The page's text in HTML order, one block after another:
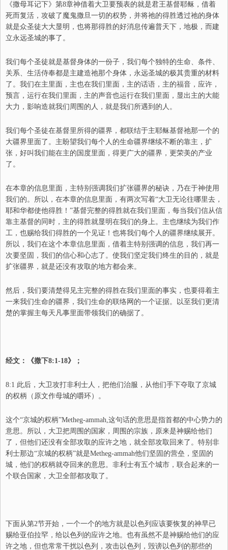
《撒母耳记下》第8章神借着大卫要预表的就是君王基督耶稣，借着
死而复活，攻破了魔鬼撒旦一切的权势，并将祂的得胜透过祂的身体
就是众圣徒大大显明，也将那得胜的好消息传遍普天下，地极，而建
立永远圣城的事了。
我们每个圣徒就是基督身体的一份子，我们每个独特的生命、条件、
关系、生活侍奉都是主建造祂那个身体，永远圣城的极其贵重的材料
了。我们在主里面，主也在我们里面，主的话语，主的福音，应许，
预言，运行在我们里面，主的声音也运行在我们里面，显出主的大能
大力，影响造就我们周围的人，就是我们所遇到的人。
我们每个圣徒在基督里所得的疆界，都联结于主耶稣基督祂那一个的
大疆界里面了。主盼望我们每个人的生命疆界继续不断的靠主，扩
张，好叫我们能在主的国度里面，得更广大的疆界，更荣美的产业
了。
在本章的信息里面，主特别强调我们扩张疆界的秘诀，乃在于神使用
我们的。所以，在本章的信息里面，有两次写着“大卫无论往哪里去，
耶和华都使他得胜！”基督完整的得胜就在我们里面，每当我们信从信
靠主基督的同时，主的得胜就显明在我们的身上。主也继续为我们作
工，也赐给我们得胜的一个见证！也将我们每个人的疆界继续展开。
所以，我们在这个本章信息里面，借着主特别强调的信息，我们再一
次要坚固，我们的信心和心志了。使我们坚定我们终生的目的，就是
扩张疆界，就是还没有攻取的地方都会来。
然后，我们要清楚得见主完整的得胜在我们里面的事实，也要得着主
一来我们生命的疆界，我们生命的联络网的一个证据。以至我们更清
楚的掌握主每天凡事里面带领我们的确据了。
经文：《撒下8:1-18》；
8:1 此后，大卫攻打非利士人，把他们治服，从他们手下夺取了京城
的权柄（原文作母城的嚼环）。
这个“京城的权柄”Metheg-ammah,这句话的意思是指首都的中心势力 的
意思。所以，大卫把周围的国家，周围的宗族，原来是神赐给他们
了，但他们还没有全部攻取的应许之地，就全部攻取回来了。特别非
利士那边“京城的权柄”就是Metheg-ammah他们坚固的营垒，坚固的
城，他们的权柄就夺回来的意思。非利士有五个城市，联合起来的一
个联合国家，大卫全部都攻取了。
下面从第2节开始，一个一个的地方就是以色列应该要恢复的神早已
赐给亚伯拉罕，给以色列的应许之地。也有虽然不是神赐给他们的应
许之地，但也常常干扰以色列，攻击以色列，毁谤以色列的那些的